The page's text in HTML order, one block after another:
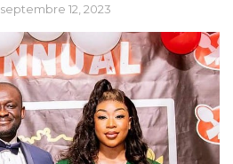
septembre 12, 2023